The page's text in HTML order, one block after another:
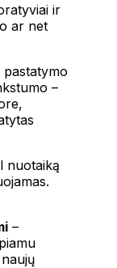
ir
ar net
pastatymo
–
nuotaiką
–